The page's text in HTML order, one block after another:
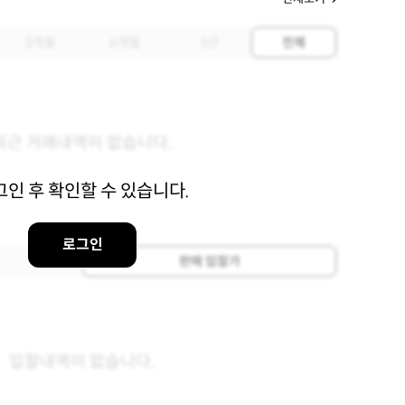
인 후 확인할 수 있습니다.
로그인
전체
판매 입찰가